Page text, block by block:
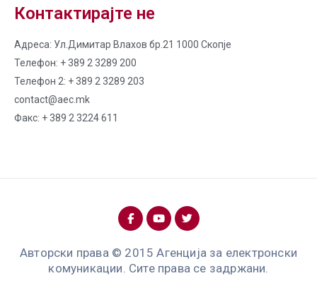
Контактирајте не
Адреса: Ул.Димитар Влахов бр.21 1000 Скопје
Телефон: + 389 2 3289 200
Телефон 2: + 389 2 3289 203
contact@aec.mk
Факс: + 389 2 3224 611
Авторски права © 2015 Агенција за електронски
комуникации. Сите права се задржани.